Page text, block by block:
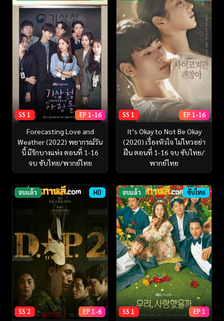
SS 1 EP 1-16
Forecasting Love and
Weather (2022) พยากรณ์วัน
นี้ มีรักบางแห่ง ตอนที่ 1-16
จบ ซับไทย/พากย์ไทย
SS 1 EP 1-16
It’s Okay to Not Be Okay
(2020) เรื่องหัวใจ ไม่ไหวอย่า
ฝืน ตอนที่ 1-16 จบ ซับไทย/
พากย์ไทย
จบแล้ว HD
SS 2 EP 1-6
จบแล้ว ซับไทย
SS 1 EP 1